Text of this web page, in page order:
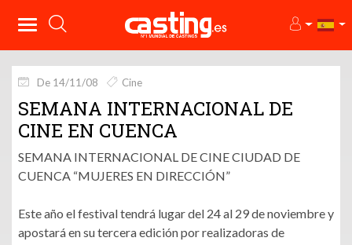
De 14/11/08 Cine
SEMANA INTERNACIONAL DE
CINE EN CUENCA
SEMANA INTERNACIONAL DE CINE CIUDAD DE
CUENCA “MUJERES EN DIRECCIÓN”
Este año el festival tendrá lugar del 24 al 29 de noviembre y
apostará en su tercera edición por realizadoras de